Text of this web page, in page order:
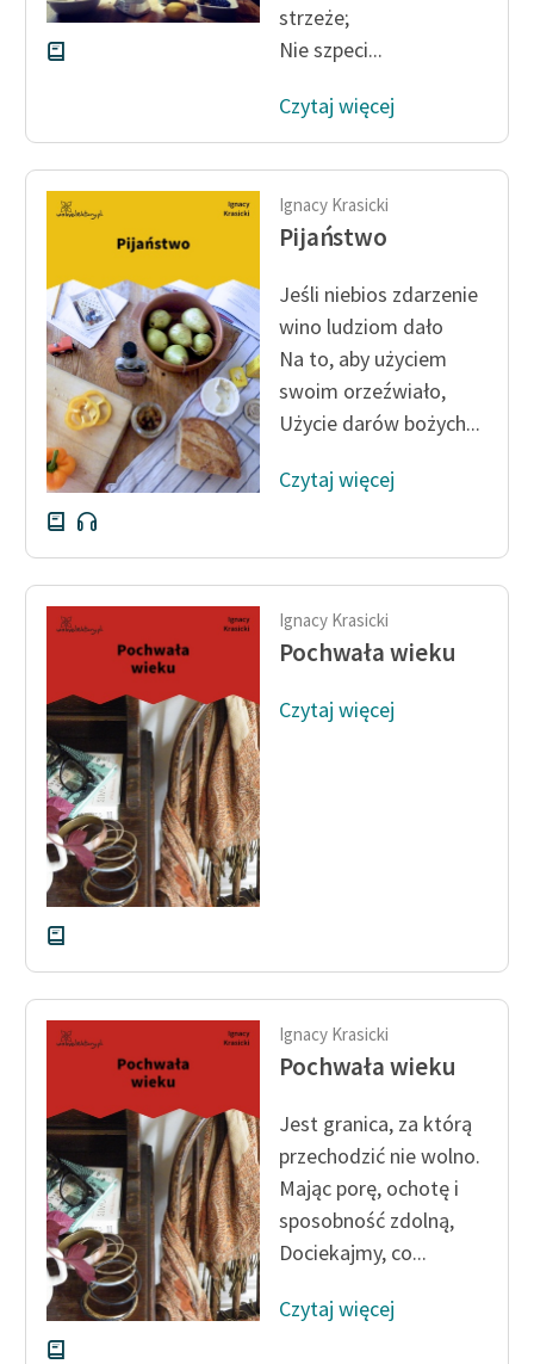
strzeże;
Nie szpeci...
Czytaj więcej
Ignacy Krasicki
Pijaństwo
Jeśli niebios zdarzenie
wino ludziom dało
Na to, aby użyciem
swoim orzeźwiało,
Użycie darów bożych...
Czytaj więcej
Ignacy Krasicki
Pochwała wieku
Czytaj więcej
Ignacy Krasicki
Pochwała wieku
Jest granica, za którą
przechodzić nie wolno.
Mając porę, ochotę i
sposobność zdolną,
Dociekajmy, co...
Czytaj więcej